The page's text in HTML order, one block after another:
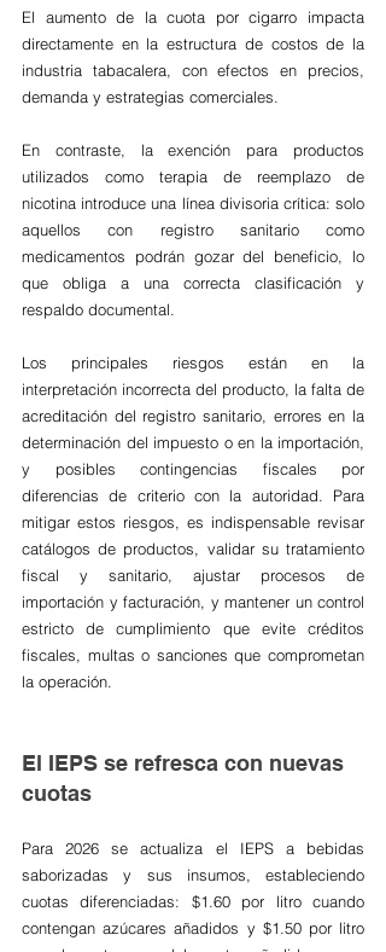
El aumento de la cuota por cigarro impacta
directamente en la estructura de costos de la
industria tabacalera, con efectos en precios,
demanda y estrategias comerciales.
En contraste, la exención para productos
utilizados como terapia de reemplazo de
nicotina introduce una línea divisoria crítica: solo
aquellos con registro sanitario como
medicamentos podrán gozar del beneficio, lo
que obliga a una correcta clasificación y
respaldo documental.
Los principales riesgos están en la
interpretación incorrecta del producto, la falta de
acreditación del registro sanitario, errores en la
determinación del impuesto o en la importación,
y posibles contingencias fiscales por
diferencias de criterio con la autoridad. Para
mitigar estos riesgos, es indispensable revisar
catálogos de productos, validar su tratamiento
fiscal y sanitario, ajustar procesos de
importación y facturación, y mantener un control
estricto de cumplimiento que evite créditos
fiscales, multas o sanciones que comprometan
la operación.
El IEPS se refresca con nuevas
cuotas
Para 2026 se actualiza el IEPS a bebidas
saborizadas y sus insumos, estableciendo
cuotas diferenciadas: $1.60 por litro cuando
contengan azúcares añadidos y $1.50 por litro